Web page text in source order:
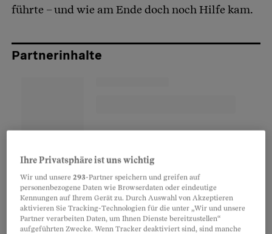
führte – und wie am Ende doch noch Hilfe kam.
Partnerinhalte
Ihre Privatsphäre ist uns wichtig
Wir und unsere293-Partner speichern und greifen auf
personenbezogene Daten wie Browserdaten oder eindeutige
Kennungen auf Ihrem Gerät zu. Durch Auswahl von Akzeptieren
aktivieren Sie Tracking-Technologien für die unter „Wir und unsere
Partner verarbeiten Daten, um Ihnen Dienste bereitzustellen“
aufgeführten Zwecke. Wenn Tracker deaktiviert sind, sind manche